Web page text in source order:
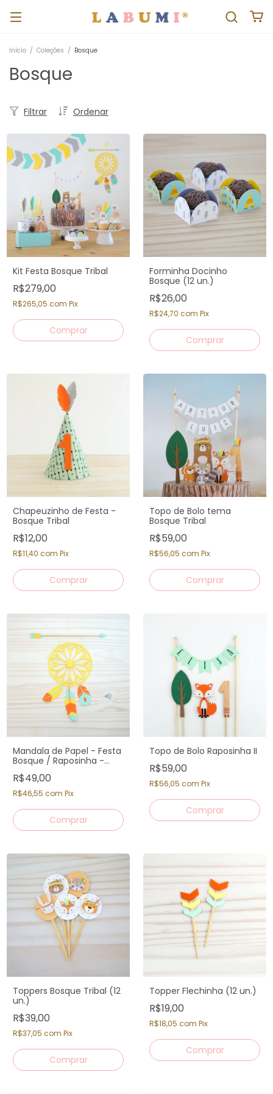
Início / Coleções / Bosque
Bosque
Ordenar
Filtrar
Kit Festa Bosque Tribal
R$279,00
R$265,05 com Pix
Forminha Docinho
Bosque (12 un.)
R$26,00
R$24,70 com Pix
Chapeuzinho de Festa -
Bosque Tribal
R$12,00
R$11,40 com Pix
Comprar
Topo de Bolo tema
Bosque Tribal
R$59,00
R$56,05 com Pix
Mandala de Papel - Festa
Bosque / Raposinha -
Decoração Painel
R$49,00
R$46,55 com Pix
Comprar
Topo de Bolo Raposinha II
R$59,00
R$56,05 com Pix
Toppers Bosque Tribal (12
un.)
R$39,00
R$37,05 com Pix
Topper Flechinha (12 un.)
R$19,00
R$18,05 com Pix